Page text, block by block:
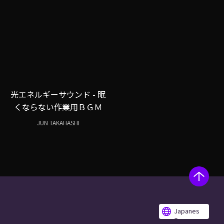
光エネルギーサウンド - 眠
くならない作業用ＢＧＭ
JUN TAKAHASHI
Japanes
e